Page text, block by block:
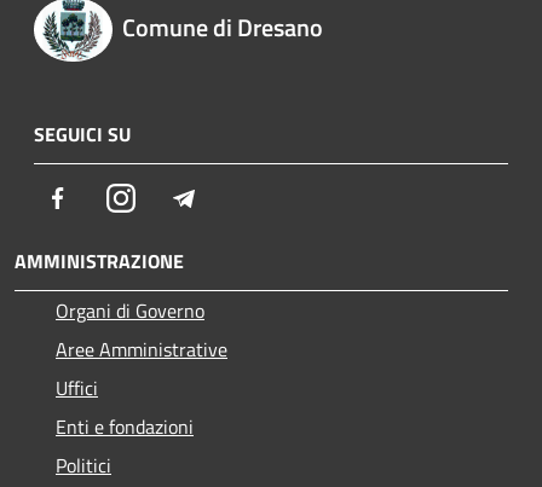
Comune di Dresano
SEGUICI SU
FacebookInstagram
AMMINISTRAZIONE
Organi di Governo
Aree Amministrative
Uffici
Enti e fondazioni
Politici